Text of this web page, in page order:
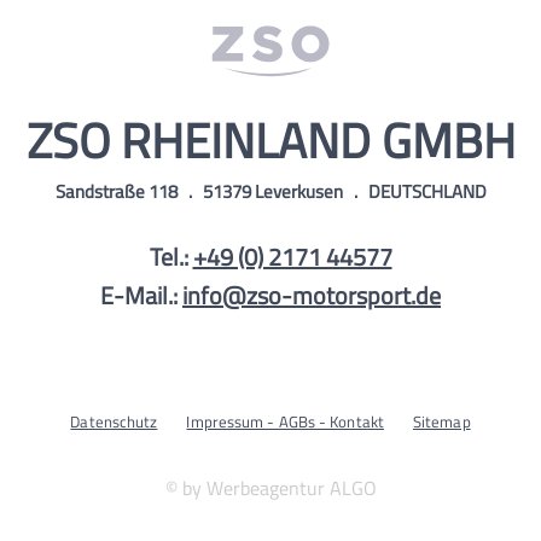
ZSO RHEINLAND GMBH
Sandstraße 118 . 51379 Leverkusen . DEUTSCHLAND
Tel.:+49 (0) 2171 44577
E-Mail.:info@zso-motorsport.de
Datenschutz Impressum - AGBs - Kontakt Sitemap
© by Werbeagentur ALGO